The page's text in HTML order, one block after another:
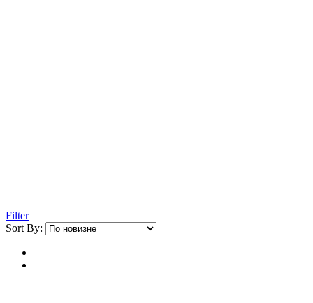
Filter
Sort By: